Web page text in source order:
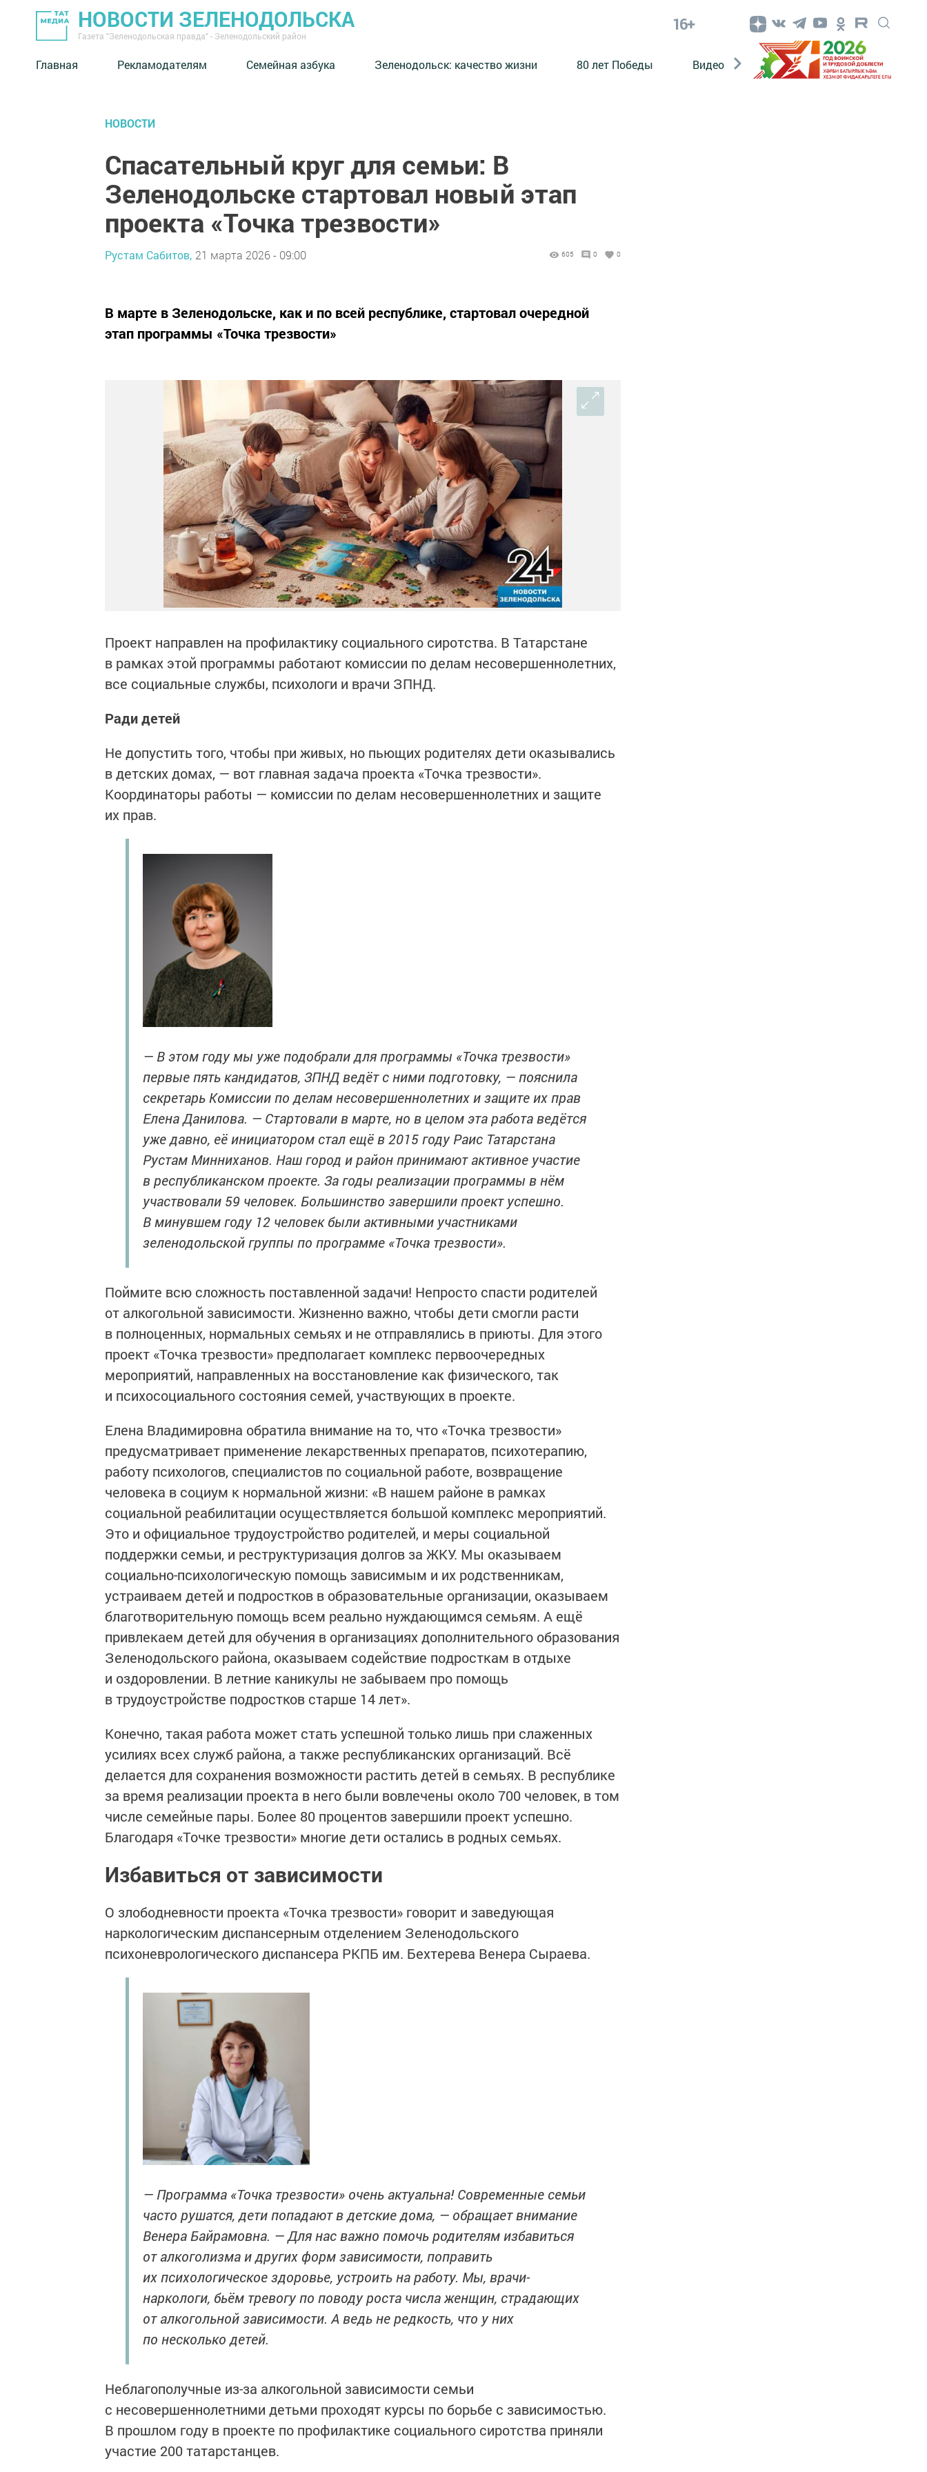
НОВОСТИ ЗЕЛЕНОДОЛЬСКА
Газета "Зеленодольская правда" - Зеленодольский район
16+
Главная Рекламодателям Семейная азбука ⁠Зеленодольск: качество жизни 80 лет Победы Видео Конкурсы ЭтноДети
НОВОСТИ
Спасательный круг для семьи: В
Зеленодольске стартовал новый этап
проекта «Точка трезвости»
Рустам Сабитов, 21 марта 2026 - 09:00 605 0 0
В марте в Зеленодольске, как и по всей республике, стартовал очередной
этап программы «Точка трезвости»
Проект направлен на профилактику социального сиротства. В Татарстане
в рамках этой программы работают комиссии по делам несовершеннолетних,
все социальные службы, психологи и врачи ЗПНД.
Ради детей
Не допустить того, чтобы при живых, но пьющих родителях дети оказывались
в детских домах, — вот главная задача проекта «Точка трезвости».
Координаторы работы — комиссии по делам несовершеннолетних и защите
их прав.
— В этом году мы уже подобрали для программы «Точка трезвости»
первые пять кандидатов, ЗПНД ведёт с ними подготовку, — пояснила
секретарь Комиссии по делам несовершеннолетних и защите их прав
Елена Данилова. — Стартовали в марте, но в целом эта работа ведётся
уже давно, её инициатором стал ещё в 2015 году Раис Татарстана
Рустам Минниханов. Наш город и район принимают активное участие
в республиканском проекте. За годы реализации программы в нём
участвовали 59 человек. Большинство завершили проект успешно.
В минувшем году 12 человек были активными участниками
зеленодольской группы по программе «Точка трезвости».
Поймите всю сложность поставленной задачи! Непросто спасти родителей
от алкогольной зависимости. Жизненно важно, чтобы дети смогли расти
в полноценных, нормальных семьях и не отправлялись в приюты. Для этого
проект «Точка трезвости» предполагает комплекс первоочередных
мероприятий, направленных на восстановление как физического, так
и психосоциального состояния семей, участвующих в проекте.
Елена Владимировна обратила внимание на то, что «Точка трезвости»
предусматривает применение лекарственных препаратов, психотерапию,
работу психологов, специалистов по социальной работе, возвращение
человека в социум к нормальной жизни: «В нашем районе в рамках
социальной реабилитации осуществляется большой комплекс мероприятий.
Это и официальное трудоустройство родителей, и меры социальной
поддержки семьи, и реструктуризация долгов за ЖКУ. Мы оказываем
социально-психологическую помощь зависимым и их родственникам,
устраиваем детей и подростков в образовательные организации, оказываем
благотворительную помощь всем реально нуждающимся семьям. А ещё
привлекаем детей для обучения в организациях дополнительного образования
Зеленодольского района, оказываем содействие подросткам в отдыхе
и оздоровлении. В летние каникулы не забываем про помощь
в трудоустройстве подростков старше 14 лет».
Конечно, такая работа может стать успешной только лишь при слаженных
усилиях всех служб района, а также республиканских организаций. Всё
делается для сохранения возможности растить детей в семьях. В республике
за время реализации проекта в него были вовлечены около 700 человек, в том
числе семейные пары. Более 80 процентов завершили проект успешно.
Благодаря «Точке трезвости» многие дети остались в родных семьях.
Избавиться от зависимости
О злободневности проекта «Точка трезвости» говорит и заведующая
наркологическим диспансерным отделением Зеленодольского
психоневрологического диспансера РКПБ им. Бехтерева Венера Сыраева.
— Программа «Точка трезвости» очень актуальна! Современные семьи
часто рушатся, дети попадают в детские дома, — обращает внимание
Венера Байрамовна. — Для нас важно помочь родителям избавиться
от алкоголизма и других форм зависимости, поправить
их психологическое здоровье, устроить на работу. Мы, врачи-
наркологи, бьём тревогу по поводу роста числа женщин, страдающих
от алкогольной зависимости. А ведь не редкость, что у них
по несколько детей.
Неблагополучные из-за алкогольной зависимости семьи
с несовершеннолетними детьми проходят курсы по борьбе с зависимостью.
В прошлом году в проекте по профилактике социального сиротства приняли
участие 200 татарстанцев.